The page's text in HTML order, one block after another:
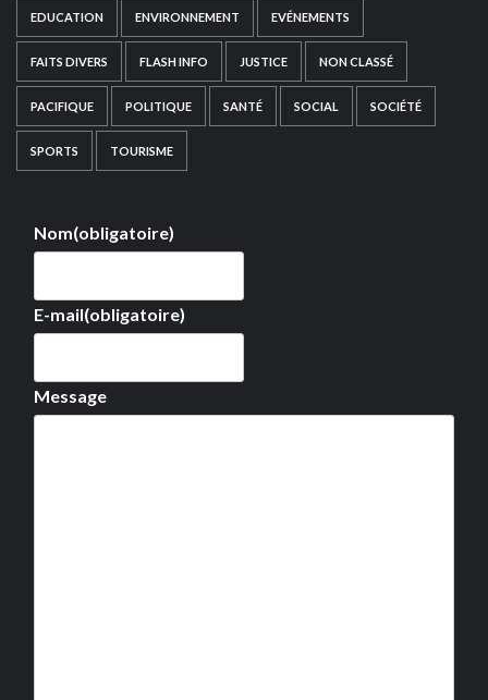
EDUCATION ENVIRONNEMENT EVÉNEMENTS
FAITS DIVERS FLASH INFO JUSTICE NON CLASSÉ
PACIFIQUE POLITIQUE SANTÉ SOCIAL SOCIÉTÉ
SPORTS TOURISME
Nom(obligatoire)
E-mail(obligatoire)
Message